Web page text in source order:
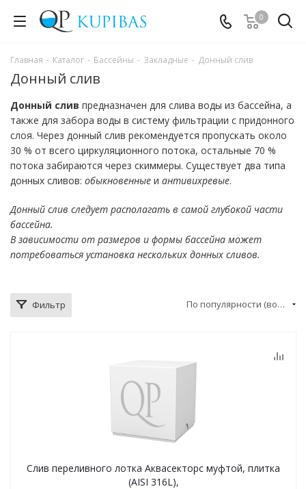
0
Главная - Каталог - Бассейны - Закладные - Донный слив
Донный слив
Донный слив предназначен для слива воды из бассейна, а
также для забора воды в систему фильтрации с придонного
слоя. Через донный слив рекомендуется пропускать около
30 % от всего циркуляционного потока, остальные 70 %
потока забираются через скиммеры. Существует два типа
донных сливов: обыкновенные и антивихревые.
Донный слив следует располагать в самой глубокой части
бассейна.
В зависимости от размеров и формы бассейна может
потребоваться установка нескольких донных сливов.
Фильтр По популярности (возрастание)
Слив переливного лотка Аквасекторс муфтой, плитка
(AISI 316L),